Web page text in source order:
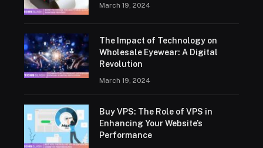
March 19, 2024
The Impact of Technology on
Wholesale Eyewear: A Digital
Revolution
March 19, 2024
Buy VPS: The Role of VPS in
Enhancing Your Website’s
Performance